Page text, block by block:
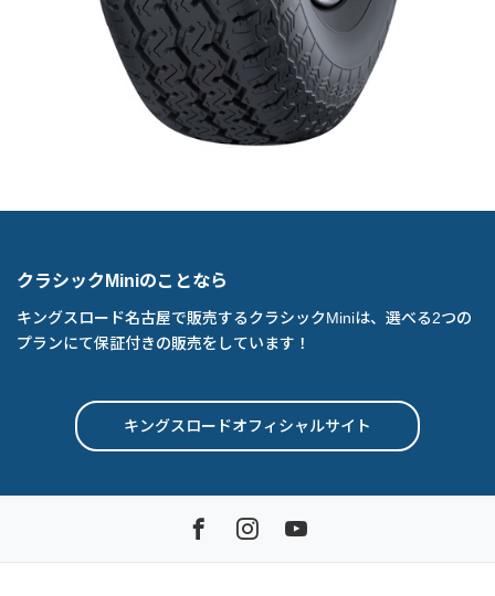
クラシックMiniのことなら
キングスロード名古屋で販売するクラシックMiniは、選べる2つの
プランにて保証付きの販売をしています！
キングスロードオフィシャルサイト